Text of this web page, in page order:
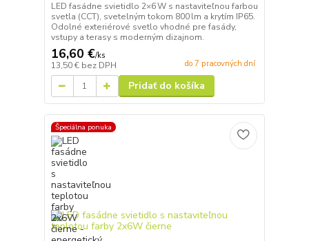
LED fasádne svietidlo 2×6 W s nastaviteľnou farbou
svetla (CCT), svetelným tokom 800 lm a krytím IP65.
Odolné exteriérové svetlo vhodné pre fasády,
vstupy a terasy s moderným dizajnom.
16,60 €/ks
13,50 € bez DPH do 7 pracovných dní
Pridať do košíka
Špeciálna ponuka